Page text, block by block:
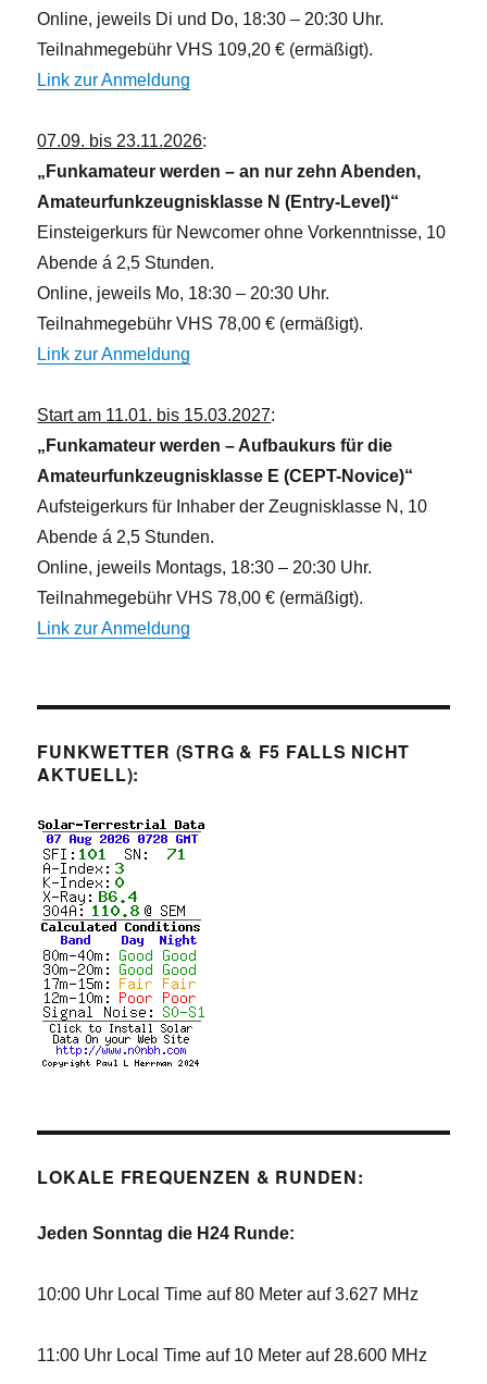
Online, jeweils Di und Do, 18:30 – 20:30 Uhr.
Teilnahmegebühr VHS 109,20 € (ermäßigt).
Link zur Anmeldung
07.09. bis 23.11.2026:
„Funkamateur werden – an nur zehn Abenden,
Amateurfunkzeugnisklasse N (Entry-Level)“
Einsteigerkurs für Newcomer ohne Vorkenntnisse, 10
Abende á 2,5 Stunden.
Online, jeweils Mo, 18:30 – 20:30 Uhr.
Teilnahmegebühr VHS 78,00 € (ermäßigt).
Link zur Anmeldung
Start am 11.01. bis 15.03.2027:
„Funkamateur werden – Aufbaukurs für die
Amateurfunkzeugnisklasse E (CEPT-Novice)“
Aufsteigerkurs für Inhaber der Zeugnisklasse N, 10
Abende á 2,5 Stunden.
Online, jeweils Montags, 18:30 – 20:30 Uhr.
Teilnahmegebühr VHS 78,00 € (ermäßigt).
Link zur Anmeldung
FUNKWETTER (STRG & F5 FALLS NICHT
AKTUELL):
LOKALE FREQUENZEN & RUNDEN:
Jeden Sonntag die H24 Runde:
10:00 Uhr Local Time auf 80 Meter auf 3.627 MHz
11:00 Uhr Local Time auf 10 Meter auf 28.600 MHz